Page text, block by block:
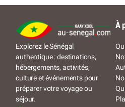
Explorez le Sénégal
authentique : destinations,
hébergements, activités,
culture et événements pour
préparer votre voyage ou
séjour.
À